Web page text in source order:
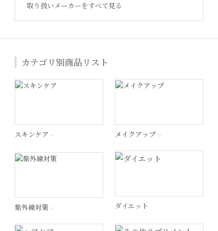
Revision Skincare（リビジョン）
ジャンマリーニ
Lekarka（レカルカ）
取り扱いメーカーをすべて見る
カテゴリ別商品リスト
スキンケア メイクアップ
紫外線対策 ダイエット